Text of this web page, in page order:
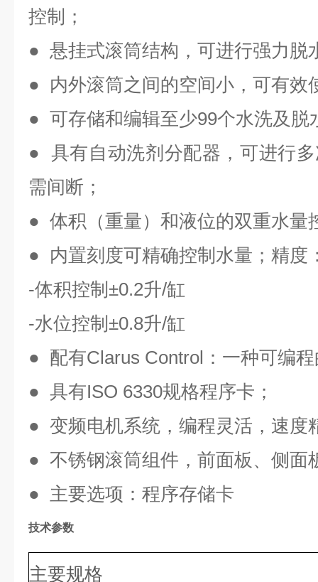
控制；
● 悬挂式滚筒结构，可进行强力脱
● 内外滚筒之间的空间小，可有效
● 可存储和编辑至少99个水洗及脱
● 具有自动洗剂分配器，可进行
需间断；
● 体积（重量）和液位的双重水量
● 内置刻度可精确控制水量；精度
-体积控制±0.2升/缸
-水位控制±0.8升/缸
● 配有Clarus Control：一种可编
● 具有ISO 6330规格程序卡；
● 变频电机系统，编程灵活，速度
● 不锈钢滚筒组件，前面板、侧面
● 主要选项：程序存储卡
技术参数
主要规格